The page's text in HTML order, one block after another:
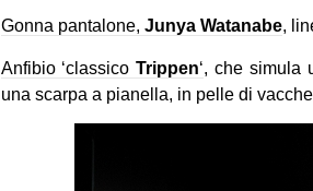
Gonna pantalone, Junya Watanabe,
Anfibio ‘classicoTrippen‘, che simula
una scarpa a pianella, in pelle di